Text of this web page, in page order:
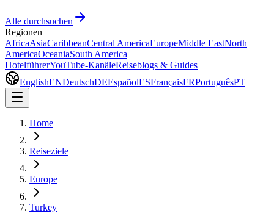
Alle durchsuchen
Regionen
AfricaAsiaCaribbeanCentral AmericaEuropeMiddle EastNorth
AmericaOceaniaSouth America
HotelführerYouTube-KanäleReiseblogs & Guides
EnglishENDeutschDEEspañolESFrançaisFRPortuguêsPT
Home
Reiseziele
Europe
Turkey